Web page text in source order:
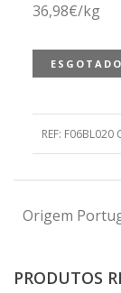
36,98€/kg
ESGOTADO
REF: F06BL020
Origem
PRODUTOS